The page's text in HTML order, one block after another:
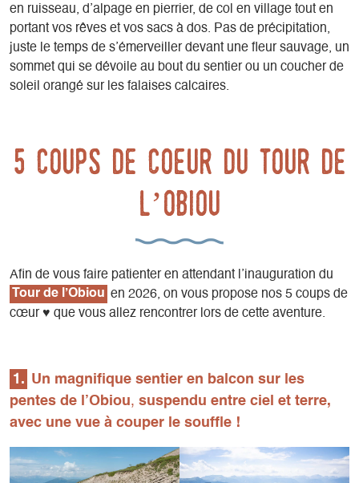
en ruisseau, d’alpage en pierrier, de col en village tout en
portant vos rêves et vos sacs à dos. Pas de précipitation,
juste le temps de s’émerveiller devant une fleur sauvage, un
sommet qui se dévoile au bout du sentier ou un coucher de
soleil orangé sur les falaises calcaires.
5 coups de cœEur du Tour de
l’Obiou
Afin de vous faire patienter en attendant l’inauguration du
Tour de l’Obiou en 2026, on vous propose nos 5 coups de
cœur ♥ que vous allez rencontrer lors de cette aventure.
1. Un magnifique sentier en balcon sur les
pentes de l’Obiou, suspendu entre ciel et terre,
avec une vue à couper le souffle !